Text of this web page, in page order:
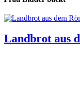
Landbrot aus